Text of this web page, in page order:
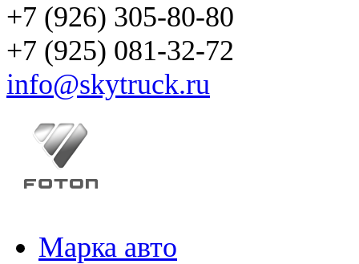
+7 (926) 305-80-80
+7 (925) 081-32-72
info@skytruck.ru
Марка авто